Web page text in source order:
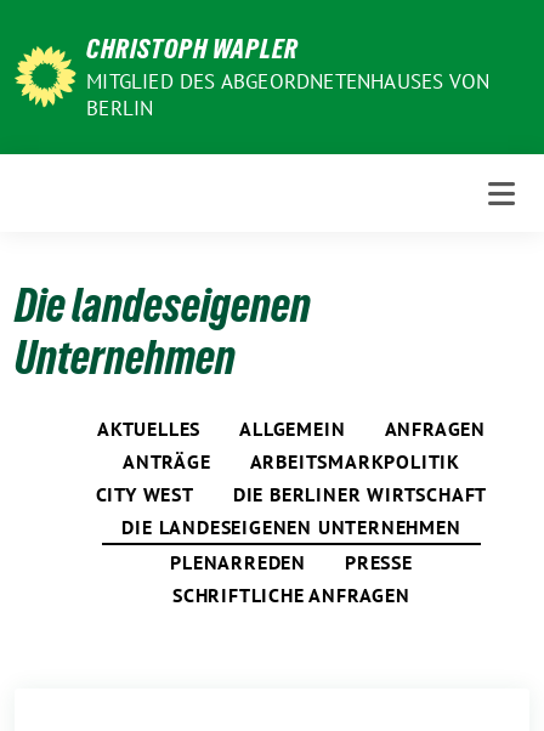
zum
Inhalt
CHRISTOPH WAPLER
MITGLIED DES ABGEORDNETENHAUSES VON
BERLIN
Die landeseigenen
Unternehmen
AKTUELLES ALLGEMEIN
ANFRAGEN
ANTRÄGE
ARBEITSMARKPOLITIK
CITY WEST
DIE BERLINER WIRTSCHAFT
DIE LANDESEIGENEN UNTERNEHMEN
PLENARREDEN
PRESSE
SCHRIFTLICHE ANFRAGEN